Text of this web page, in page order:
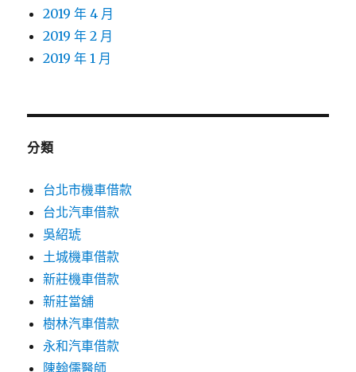
2019 年 4 月
2019 年 2 月
2019 年 1 月
分類
台北市機車借款
台北汽車借款
吳紹琥
土城機車借款
新莊機車借款
新莊當舖
樹林汽車借款
永和汽車借款
陳翰儒醫師